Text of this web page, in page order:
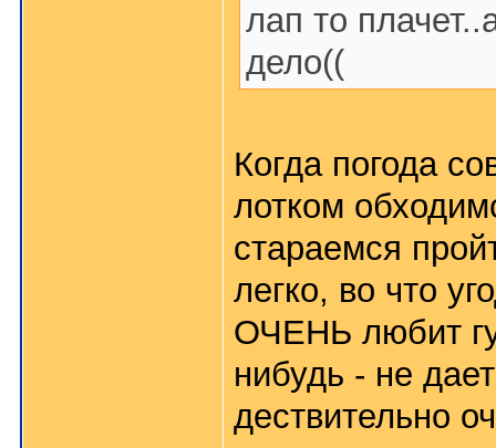
лап то
дело((
Когда погода
лотком
стараемся
легко, во что
ОЧЕНЬ любит
нибудь - не
дествительно